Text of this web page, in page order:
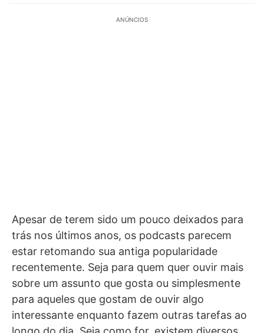
ANÚNCIOS
Apesar de terem sido um pouco deixados para
trás nos últimos anos, os podcasts parecem
estar retomando sua antiga popularidade
recentemente. Seja para quem quer ouvir mais
sobre um assunto que gosta ou simplesmente
para aqueles que gostam de ouvir algo
interessante enquanto fazem outras tarefas ao